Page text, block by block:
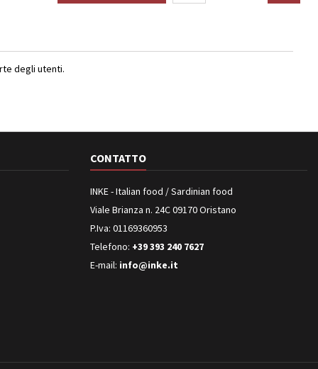
degli utenti.
CONTATTO
INKE - Italian food / Sardinian food
Viale Brianza n. 24C 09170 Oristano
P.Iva: 01169360953
Telefono: +39 393 240 7627
E-mail: info@inke.it